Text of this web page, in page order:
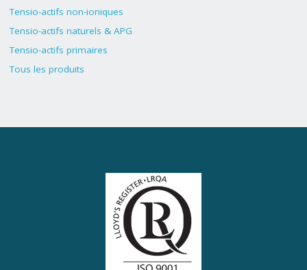
Tensio-actifs non-ioniques
Tensio-actifs naturels & APG
Tensio-actifs primaires
Tous les produits